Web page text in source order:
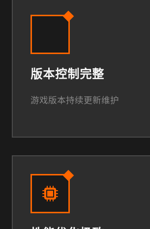
版本控制完整
游戏版本持续更新维护